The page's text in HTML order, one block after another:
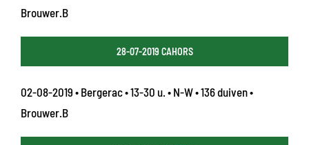
Brouwer.B
28-07-2019 CAHORS
02-08-2019 • Bergerac • 13-30 u. • N-W • 136 duiven •
Brouwer.B